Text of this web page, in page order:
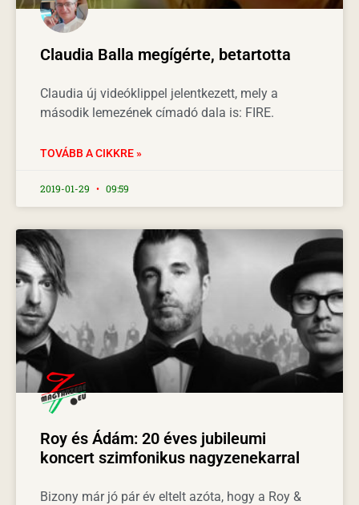
Claudia Balla megígérte, betartotta
Claudia új videóklippel jelentkezett, mely a
második lemezének címadó dala is: FIRE.
TOVÁBB A CIKKRE »
2019-01-29 09:59
Roy és Ádám: 20 éves jubileumi
koncert szimfonikus nagyzenekarral
Bizony már jó pár év eltelt azóta, hogy a Roy &